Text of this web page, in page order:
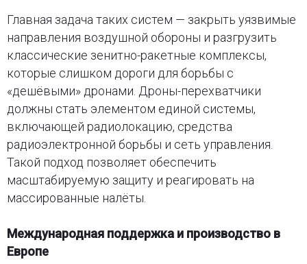
Главная задача таких систем — закрыть уязвимые
направления воздушной обороны и разгрузить
классические зенитно-ракетные комплексы,
которые слишком дороги для борьбы с
«дешёвыми» дронами. Дроны-перехватчики
должны стать элементом единой системы,
включающей радиолокацию, средства
радиоэлектронной борьбы и сеть управления.
Такой подход позволяет обеспечить
масштабируемую защиту и реагировать на
массированные налёты.
Международная поддержка и производство в
Европе